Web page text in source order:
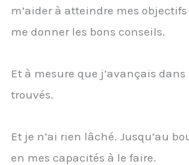
m’aider à atteindre mes
me donner les bons conseils.
Et à mesure que j’avançais
trouvés.
Et je n’ai rien lâché. Jusqu’au
en mes capacités à le faire.